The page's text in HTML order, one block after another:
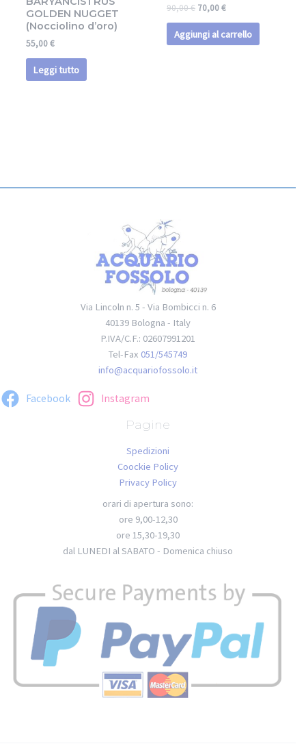
GOLDEN NUGGET
(Nocciolino d’oro)
55,00€
Leggi tutto
90,00€ 70,00€
Aggiungi al carrello
Via Lincoln n. 5 - Via Bombicci n. 6
40139 Bologna - Italy
P.IVA/C.F.: 02607991201
Tel-Fax 051/545749
info@acquariofossolo.it
Facebook Instagram
Pagine
Spedizioni
Coockie Policy
Privacy Policy
orari di apertura sono:
ore 9,00-12,30
ore 15,30-19,30
dal LUNEDI al SABATO - Domenica chiuso